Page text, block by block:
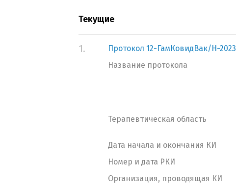
Текущие
1.
Протокол 12-ГамКовидВак/Н-2023
Название протокола
Терапевтическая область
Дата начала и окончания КИ
Номер и дата РКИ
Организация, проводящая КИ